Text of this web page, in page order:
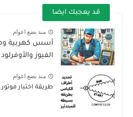
قد يعجبك ايضا
منذ بضع اعوام
أسس كهربية
الفيوز
منذ بضع اعوام
طريقة اختبار موتور